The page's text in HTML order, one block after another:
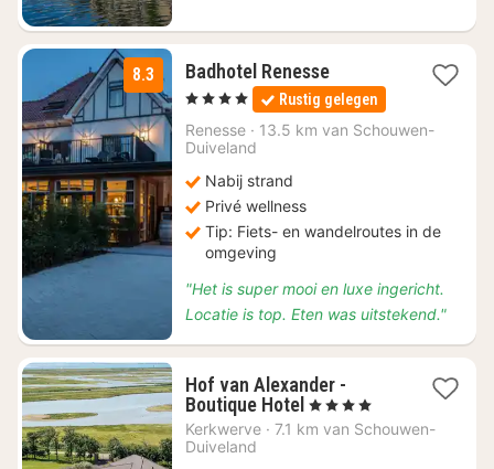
8.3 Badhotel Renesse1
nacht
vanaf
€
, 4 Sterren Rustig gelegen
Renesse · 13.5 km van Schouwen-
Duiveland
Nabij strand
Privé wellness
Tip: Fiets- en wandelroutes in de
omgeving
"Het is super mooi en luxe ingericht.
Locatie is top. Eten was uitstekend."
Hof van Alexander -
Boutique Hotel 1
nacht
, 4 Sterren
Kerkwerve · 7.1 km van Schouwen-
Duiveland